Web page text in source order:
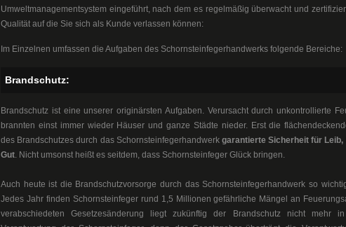
Umweltmanagementsystem eingeführt, nach dem es regelmäßig überwacht und
Qualität auf die Sie sich als Kunde verlassen können:
Im Einzelnen umfassen die Aufgaben des Schornsteinfegerhandwerks folgende Bereiche:
Brandschutz:
Brandschutz ist eine unserer originärsten Aufgaben. Verursacht durch unkontrollierte
brannten einst immer wieder Häuser und ganze Städte nieder. Erst die
des Brandschutzes durch das Schornsteinfegerhandwerk garantierte Sicherheit für Leib,
Gut. Nicht umsonst heißt es seitdem, dass Schornsteinfeger Glück bringen.
Auch heute ist die Brandschutzvorsorge durch das Schornsteinfegerhandwerk so
Jedes Jahr finden Schornsteinfeger rund 1,5 Millionen gefährliche Mängel an
verabschiedeten Gesetzesänderung liegt zukünftig der Brandschutz nicht mehr